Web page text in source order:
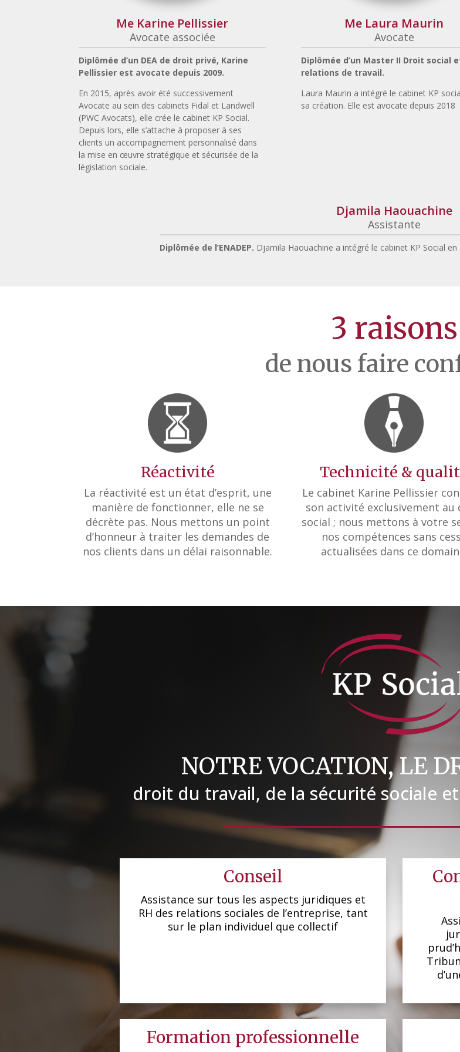
Me Karine Pellissier
Avocate associée
Diplômée d’un DEA de droit privé, Karine
Pellissier est avocate depuis 2009.
En 2015, après avoir été successivement
Avocate au sein des cabinets Fidal et Landwell
(PWC Avocats), elle crée le cabinet KP Social.
Depuis lors, elle s’attache à proposer à ses
clients un accompagnement personnalisé dans
la mise en œuvre stratégique et sécurisée de la
législation sociale.
Me Laura Maurin
Avocate
Diplômée d’un Master II Droit social
relations de travail.
Laura Maurin a intégré le cabinet KP
sa création. Elle est avocate depuis 2018
Djamila Haouachine
Assistante
Diplômée de l’ENADEP. Djamila Haouachine a intégré le cabinet KP Social en
3 raisons
de nous faire
Réactivité
La réactivité est un état d’esprit, une
manière de fonctionner, elle ne se
décrète pas. Nous mettons un point
d’honneur à traiter les demandes de
nos clients dans un délai raisonnable.
Technicité &
Le cabinet Karine Pellissier
son activité exclusivement au
social ; nous mettons à votre
nos compétences sans
actualisées dans ce
NOTRE VOCATION, LE
droit du travail, de la sécurité sociale
Conseil
Assistance sur tous les aspects juridiques et
RH des relations sociales de l’entreprise, tant
sur le plan individuel que collectif
Formation professionnelle